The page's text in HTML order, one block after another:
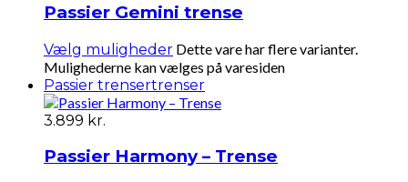
Passier Gemini trense
Vælg muligheder Dette vare har flere varianter.
Mulighederne kan vælges på varesiden
Passier trensertrenser
3.899 kr.
Passier Harmony – Trense